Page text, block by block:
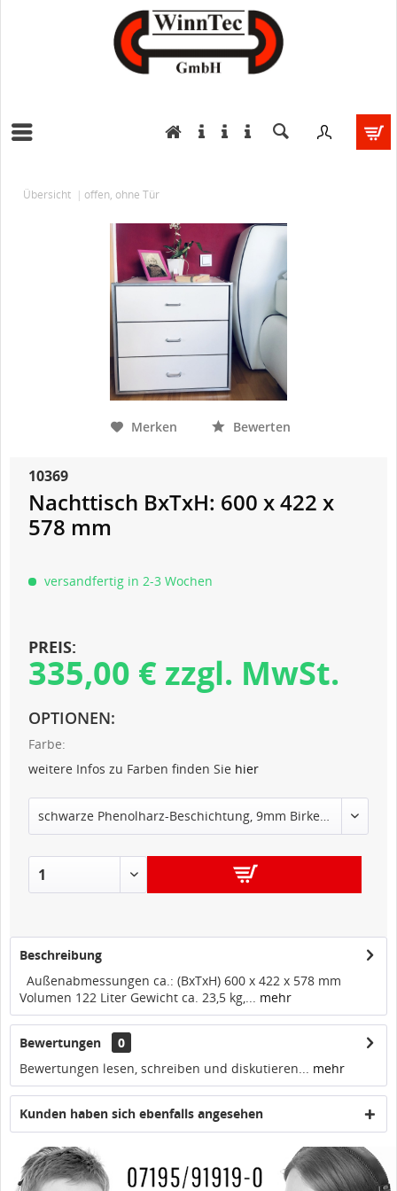
Übersicht offen, ohne Tür
Merken Bewerten
10369
Nachttisch BxTxH: 600 x 422 x
578 mm
versandfertig in 2-3 Wochen
PREIS:
335,00 € zzgl. MwSt.
OPTIONEN:
Farbe:
weitere Infos zu Farben finden Sie hier
WARENKORB
Beschreibung
Außenabmessungen ca.: (BxTxH) 600 x 422 x 578 mm
Volumen 122 Liter Gewicht ca. 23,5 kg,... mehr
Bewertungen
0
Bewertungen lesen, schreiben und diskutieren... mehr
Kunden haben sich ebenfalls angesehen